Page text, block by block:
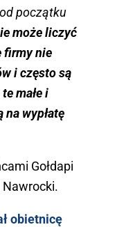
początku
może liczyć
firmy nie
i często są
małe i
na wypłatę
Gołdapi
Nawrocki.
obietnicę